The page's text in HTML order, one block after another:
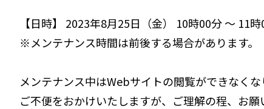
【日時】 2023年8月25日（金） 10時00分 ～ 11
※メンテナンス時間は前後する場合があります。
メンテナンス中はWebサイトの閲覧ができなくな
ご不便をおかけいたしますが、ご理解の程、お願